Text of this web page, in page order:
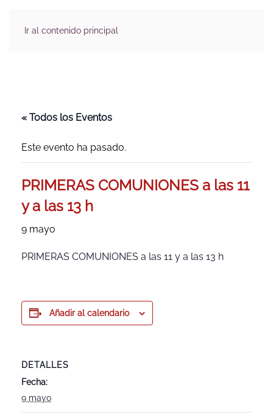
Ir al contenido principal
« Todos los Eventos
Este evento ha pasado.
PRIMERAS COMUNIONES a las 11
y a las 13 h
9 mayo
PRIMERAS COMUNIONES a las 11 y a las 13 h
Añadir al calendario
DETALLES
Fecha:
9 mayo